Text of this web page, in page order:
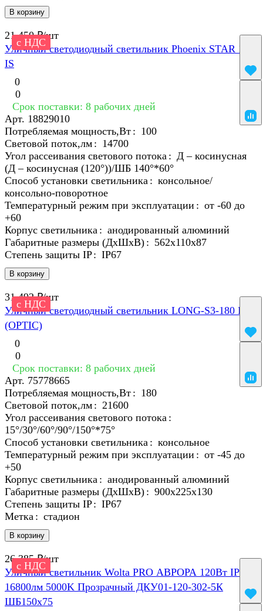
В корзину
с НДС
21 450 ₽/шт
Уличный светодиодный светильник Phoenix STAR 100
IS
0
0
Срок поставки: 8 рабочих дней
Арт. 18829010
В корзину
Потребляемая мощность,Вт : 100
Световой поток,лм : 14700
Угол рассеивания светового потока : Д – косинусная
(Д – косинусная (120°))/ШБ 140°*60°
Способ установки светильника : консольное/
консольно-поворотное
Температурный режим при эксплуатации : от -60 до
+60
Корпус светильника : анодированный алюминий
Габаритные размеры (ДхШхВ) : 562х110х87
Степень защиты IP : IP67
с НДС
31 492 ₽/шт
Уличный светодиодный светильник LONG-S3-180 L0,9
(OPTIC)
0
0
Срок поставки: 8 рабочих дней
Арт. 75778665
В корзину
Потребляемая мощность,Вт : 180
Световой поток,лм : 21600
Угол рассеивания светового потока :
15°/30°/60°/90°/150°*75°
Способ установки светильника : консольное
Температурный режим при эксплуатации : от -45 до
+50
Корпус светильника : анодированный алюминий
Габаритные размеры (ДхШхВ) : 900х225х130
Степень защиты IP : IP67
Метка : cтадион
с НДС
26 385 ₽/шт
Уличный светильник Wolta PRO АВРОРА 120Вт IP65
16800лм 5000K Прозрачный ДКУ01-120-302-5К
ШБ150х75